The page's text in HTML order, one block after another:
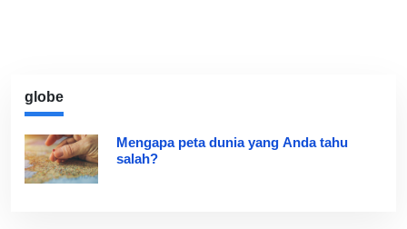
globe
Mengapa peta dunia yang Anda tahu
salah?